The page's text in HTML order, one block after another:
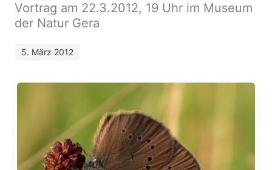
Vortrag am 22.3.2012, 19 Uhr im Museum
der Natur Gera
5. März 2012